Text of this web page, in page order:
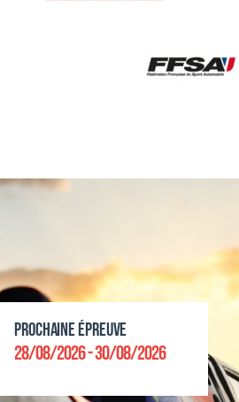
Prochaine épreuve
28/08/2026 - 30/08/2026